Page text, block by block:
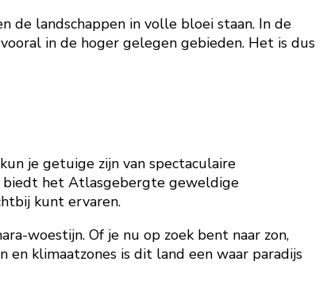
de landschappen in volle bloei staan. In de
in de hoger gelegen gebieden. Het is dus
je getuige zijn van spectaculaire
biedt het Atlasgebergte geweldige
kunt ervaren.
woestijn. Of je nu op zoek bent naar zon,
klimaatzones is dit land een waar paradijs